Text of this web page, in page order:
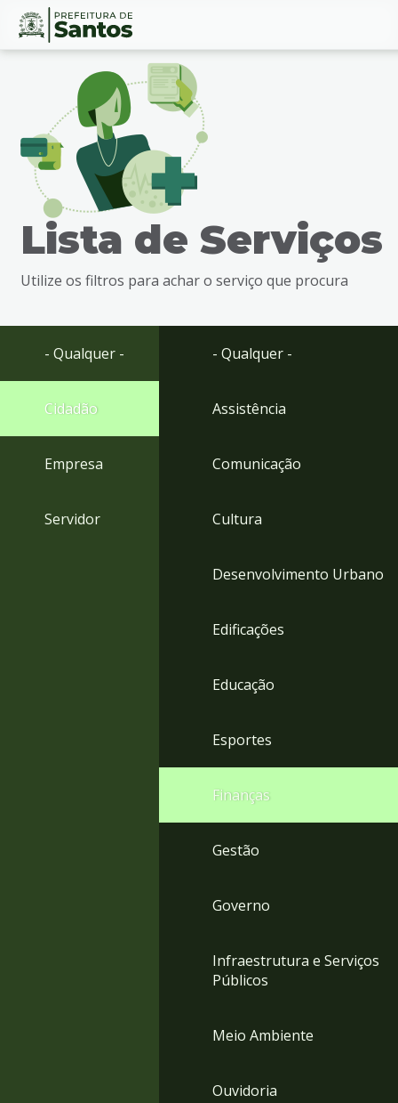
Ir
busca
Ir
rodapé
Conteúdo
Lista de Serviços
Utilize os filtros para achar o serviço que procura
- Qualquer -
Cidadão
Empresa
Servidor
- Qualquer -
Assistência
Comunicação
Cultura
Desenvolvimento Urbano
Edificações
Educação
Esportes
Finanças
Gestão
Governo
Infraestrutura e Serviços
Públicos
Meio Ambiente
Ouvidoria